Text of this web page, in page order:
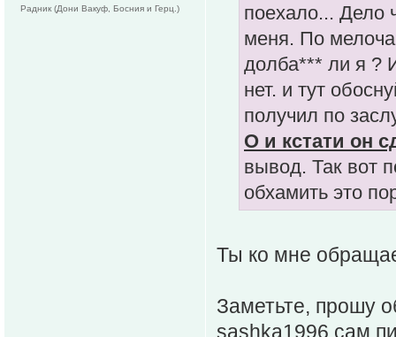
поехало... Дело
меня. По
долба*** ли я ?
нет. и тут
получил по
О и кстати он
вывод. Так вот
обхамить это
Ты ко мне
Заметьте, прошу
sashka1996 сам
Радник (Дони Вакуф, Босния и Герц.)